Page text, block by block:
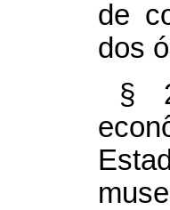
de
dos
§